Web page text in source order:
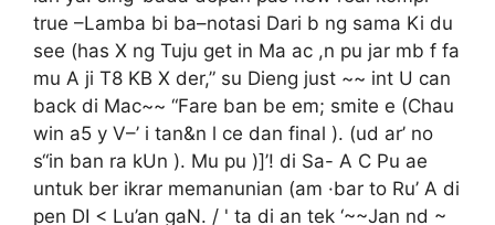
true –Lamba bi ba–notasi Dari b ng sama Ki du
see (has X ng Tuju get in Ma ac ,n pu jar mb f fa
mu A ji T8 KB X der,” su Dieng just ~~ int U can
back di Mac~~ “Fare ban be em; smite e (Chau
win a5 y V–’ i tan&n l ce dan final ). (ud ar’ no
s“in ban ra kUn ). Mu pu )]’! di Sa- A C Pu ae
untuk ber ikrar memanunian (am ·bar to Ru’ A di
pen DI < Lu’an gaN. / ' ta di an tek ‘~~Jan nd ~